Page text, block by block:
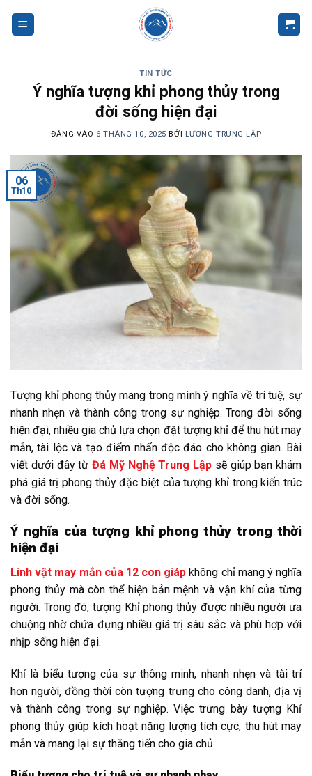
TIN TỨC
Ý nghĩa tượng khỉ phong thủy trong
đời sống hiện đại
ĐĂNG VÀO 6 THÁNG 10, 2025 BỞI LƯƠNG TRUNG LẬP
06
Th10
Tượng khỉ phong thủy mang trong mình ý nghĩa về trí tuệ, sự
nhanh nhẹn và thành công trong sự nghiệp. Trong đời sống
hiện đại, nhiều gia chủ lựa chọn đặt tượng khỉ để thu hút may
mắn, tài lộc và tạo điểm nhấn độc đáo cho không gian. Bài
viết dưới đây từ Đá Mỹ Nghệ Trung Lập sẽ giúp bạn khám
phá giá trị phong thủy đặc biệt của tượng khỉ trong kiến trúc
và đời sống.
Ý nghĩa của tượng khỉ phong thủy trong thời
hiện đại
Linh vật may mắn của 12 con giáp không chỉ mang ý nghĩa
phong thủy mà còn thể hiện bản mệnh và vận khí của từng
người. Trong đó, tượng Khỉ phong thủy được nhiều người ưa
chuộng nhờ chứa đựng nhiều giá trị sâu sắc và phù hợp với
nhịp sống hiện đại.
Khỉ là biểu tượng của sự thông minh, nhanh nhẹn và tài trí
hơn người, đồng thời còn tượng trưng cho công danh, địa vị
và thành công trong sự nghiệp. Việc trưng bày tượng Khỉ
phong thủy giúp kích hoạt năng lượng tích cực, thu hút may
mắn và mang lại sự thăng tiến cho gia chủ.